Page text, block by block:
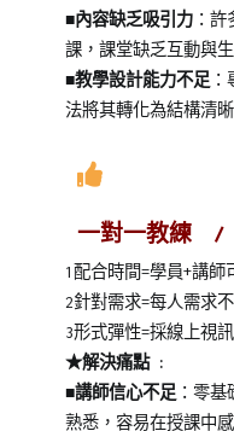
■內容缺乏吸引力：許
課，課堂缺乏互動與
■教學設計能力不足：
法將其轉化為結構清
一對一教練 /
1配合時間=學員+講師
2針對需求=每人需求
3形式彈性=採線上視
★解決痛點 :
■講師信心不足：零基
熟悉，容易在授課中